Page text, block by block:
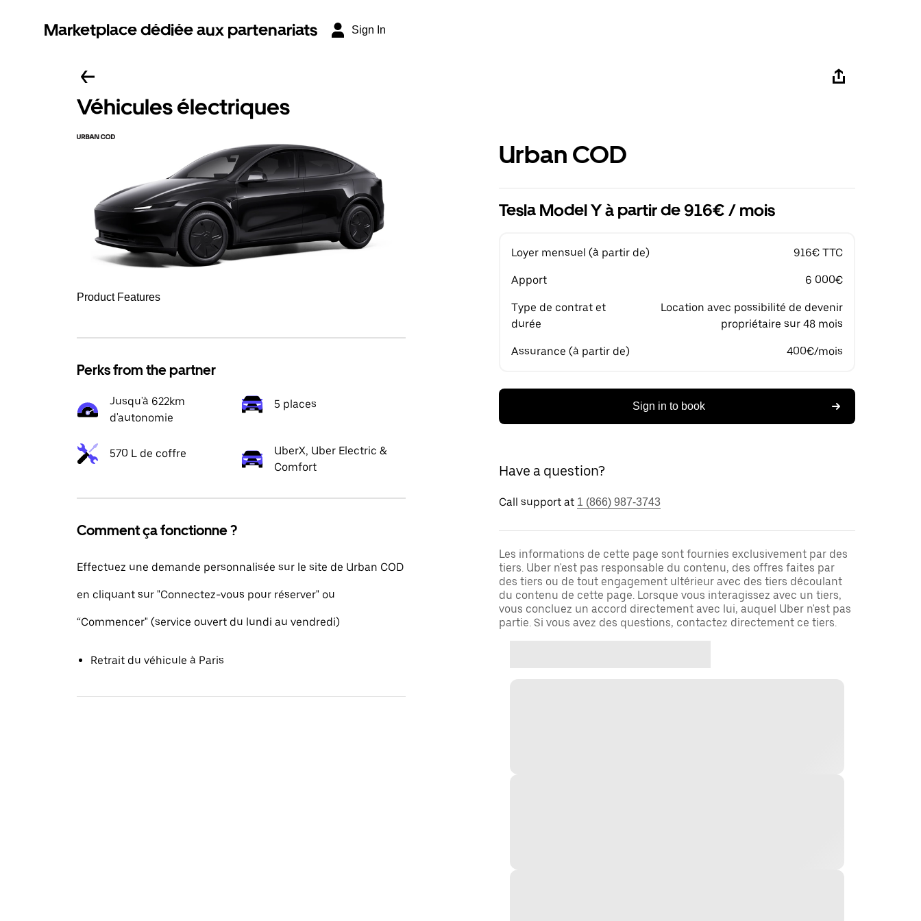
Marketplace dédiée aux partenariats Sign In
Véhicules électriques
Product Features
Perks from the partner
Jusqu'à 622km
d'autonomie
5 places
570 L de coffre
UberX, Uber Electric &
Comfort
Comment ça fonctionne ?
Effectuez une demande personnalisée sur le site de Urban COD
en cliquant sur "Connectez-vous pour réserver" ou
“Commencer" (service ouvert du lundi au vendredi)
Retrait du véhicule à Paris
Urban COD
Tesla Model Y à partir de 916€ / mois
Loyer mensuel (à partir de) 916€ TTC
Apport 6 000€
Type de contrat et
durée
Location avec possibilité de devenir
propriétaire sur 48 mois
Assurance (à partir de) 400€/mois
Sign in to book
Have a question?
Call support at 1 (866) 987-3743
Les informations de cette page sont fournies exclusivement par des
tiers. Uber n'est pas responsable du contenu, des offres faites par
des tiers ou de tout engagement ultérieur avec des tiers découlant
du contenu de cette page. Lorsque vous interagissez avec un tiers,
vous concluez un accord directement avec lui, auquel Uber n'est pas
partie. Si vous avez des questions, contactez directement ce tiers.